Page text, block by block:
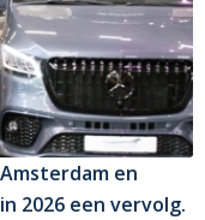
en
2026 een vervolg.